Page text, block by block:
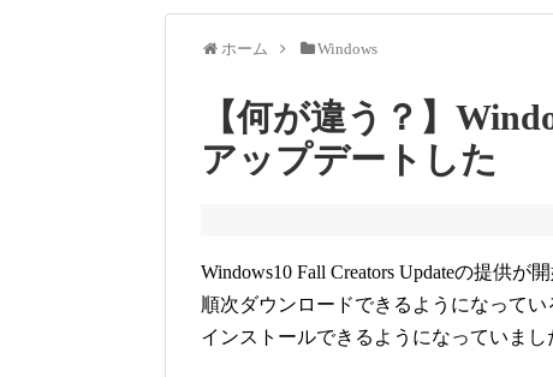
ホーム Windows
【何が違う？】
アップデートした
Windows10 Fall Creators Updateの提供が
順次ダウンロードできるようになって
インストールできるようになっていまし